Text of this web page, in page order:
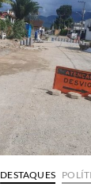
DESTAQUES